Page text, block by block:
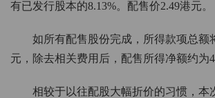
有已发行股本的8.13%。配售价2.49港元。
如所有配售股份完成，所得款项总额
元，除去相关费用后，配售所得净额约为
相较于以往配股大幅折价的习惯，本